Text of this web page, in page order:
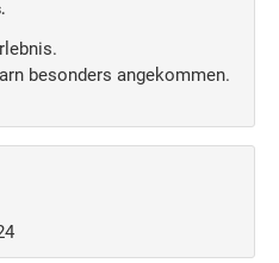
besonders angekommen.